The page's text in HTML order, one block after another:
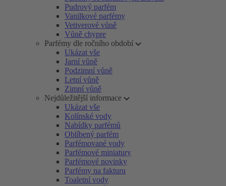
Pudrový parfém
Vanilkové parfémy
Vetiverové vůně
Vůně chypre
Parfémy dle ročního období
Ukázat vše
Jarní vůně
Podzimní vůně
Letní vůně
Zimní vůně
Nejdůležitější informace
Ukázat vše
Kolínské vody
Nabídky parfémů
Oblíbený parfém
Parfémované vody
Parfémové miniatury
Parfémové novinky
Parfémy na fakturu
Toaletní vody